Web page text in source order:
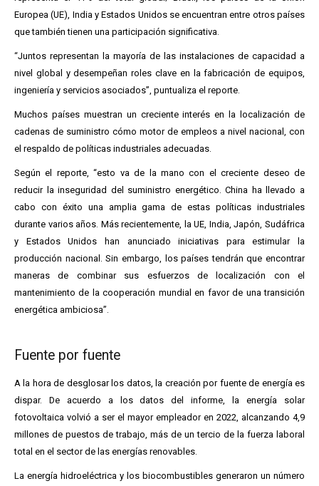
Europea (UE), India y Estados Unidos se encuentran entre otros países
que también tienen una participación significativa.
“Juntos representan la mayoría de las instalaciones de capacidad a
nivel global y desempeñan roles clave en la fabricación de equipos,
ingeniería y servicios asociados”, puntualiza el reporte.
Muchos países muestran un creciente interés en la localización de
cadenas de suministro cómo motor de empleos a nivel nacional, con
el respaldo de políticas industriales adecuadas.
Según el reporte, “esto va de la mano con el creciente deseo de
reducir la inseguridad del suministro energético. China ha llevado a
cabo con éxito una amplia gama de estas políticas industriales
durante varios años. Más recientemente, la UE, India, Japón, Sudáfrica
y Estados Unidos han anunciado iniciativas para estimular la
producción nacional. Sin embargo, los países tendrán que encontrar
maneras de combinar sus esfuerzos de localización con el
mantenimiento de la cooperación mundial en favor de una transición
energética ambiciosa”.
Fuente por fuente
A la hora de desglosar los datos, la creación por fuente de energía es
dispar. De acuerdo a los datos del informe, la energía solar
fotovoltaica volvió a ser el mayor empleador en 2022, alcanzando 4,9
millones de puestos de trabajo, más de un tercio de la fuerza laboral
total en el sector de las energías renovables.
La energía hidroeléctrica y los biocombustibles generaron un número